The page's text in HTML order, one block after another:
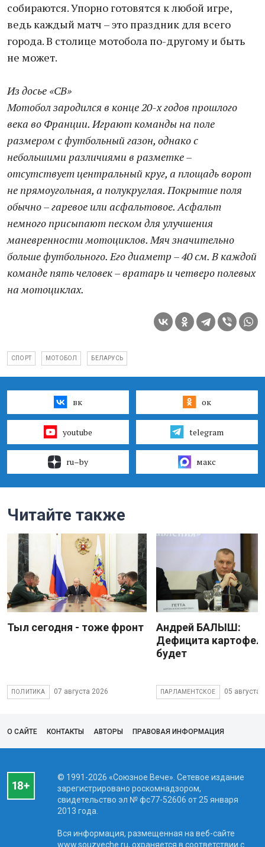
собираются. Упорно готовятся к любой игре,
ведь каждый матч – это праздник для всего
города. В столице мотобола по-другому и быть
не может.
Из досье «СВ»
Мотобол зародился в конце 20-х годов прошлого
века во Франции. Играют команды на поле
размером с футбольный газон, однако с
небольшими различиями в разметке –
отсутствует центральный круг, а площадь ворот
не прямоугольная, а полукруглая. Покрытие поля
обычно – гаревое или асфальтовое. Асфальт
немного присыпают песком для улучшения
маневренности мотоциклов. Мяч значительно
больше футбольного. Его диаметр – 40 см. В каждой
команде пять человек – вратарь и четверо полевых
на мотоциклах.
СПОРТ МОТОБОЛ БЕЛАРУСЬ
вк ок
youtube telegram
ru–by макс
Читайте также
Тыл сегодня - тоже фронт
ПОЛИТИКА 07 августа 2026
Андрей БАЛЫШ:
Дефицита
будет
ПАРЛАМЕНТСКОЕ 05 августа
О САЙТЕ КОНТАКТЫ АВТОРЫ ПРАВОВАЯ ИНФОРМАЦИЯ
© 1991-2026 «Союзное Вече». Сетевое издание
зарегистрировано роскомнадзором,
свидетельство эл № фc77-52606 от 25 января
2013 года.
Вся информация, размещенная на веб-сайте
www.souzveche.ru, охраняется в соответствии с